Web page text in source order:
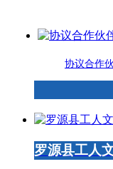
协议合作
罗源县工人